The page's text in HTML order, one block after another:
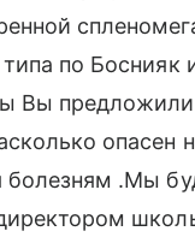
по Боснияк
Вы предложили
опасен
болезням .Мы